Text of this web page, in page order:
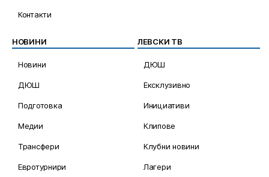
Контакти
НОВИНИ
Новини
ДЮШ
Подготовка
Медии
Трансфери
Евротурнири
ЛЕВСКИ ТВ
ДЮШ
Ексклузивно
Инициативи
Клипове
Клубни новини
Лагери